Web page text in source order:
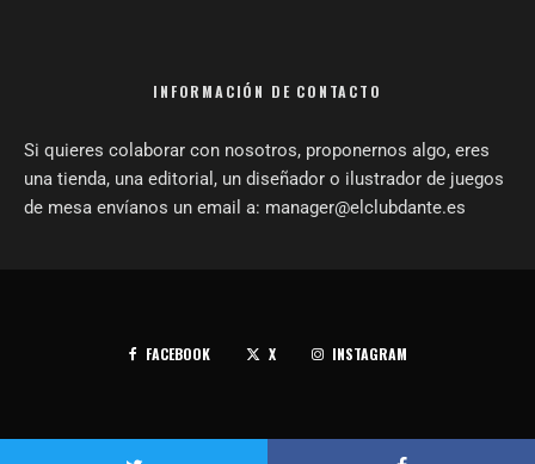
INFORMACIÓN DE CONTACTO
Si quieres colaborar con nosotros, proponernos algo, eres
una tienda, una editorial, un diseñador o ilustrador de juegos
de mesa envíanos un email a: manager@elclubdante.es
FACEBOOK X INSTAGRAM